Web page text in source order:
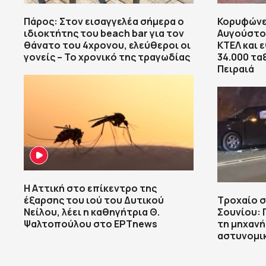
Πάρος: Στον εισαγγελέα σήμερα ο
ιδιοκτήτης του beach bar για τον
θάνατο του 4χρονου, ελεύθεροι οι
γονείς – Το χρονικό της τραγωδίας
Η Αττική στο επίκεντρο της
έξαρσης του ιού του Δυτικού
Νείλου, λέει η καθηγήτρια Θ.
Ψαλτοπούλου στο ΕΡΤnews
ΚΤΕΛ και
34.000
Πειραιά
Τροχαίο
Σουνίου:
τη